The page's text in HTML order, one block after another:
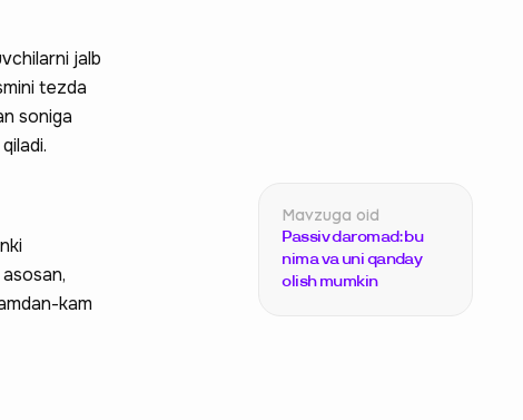
jalb
tezda
soniga
Passiv daromad: bu
nima va uni qanday
olish mumkin
kam